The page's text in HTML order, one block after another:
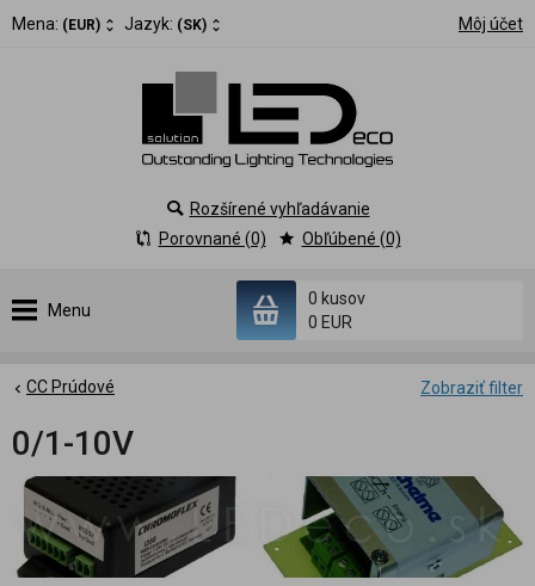
Mena: (EUR) Jazyk: (SK) Môj účet
Menu
0 kusov
0 EUR
Rozšírené vyhľadávanie
Porovnané (0)
Obľúbené (0)
Zobraziť filter
CC Prúdové
0/1-10V